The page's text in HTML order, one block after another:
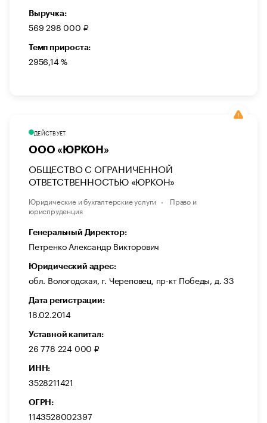
Выручка:
569 298 000 ₽
Темп прироста:
2956,14 %
ДЕЙСТВУЕТ
ООО «ЮРКОН»
ОБЩЕСТВО С ОГРАНИЧЕННОЙ
ОТВЕТСТВЕННОСТЬЮ «ЮРКОН»
Юридические и бухгалтерские услуги
Право и
юриспруденция
Генеральный Директор:
Петренко Александр Викторович
Юридический адрес:
обл. Вологодская, г. Череповец, пр-кт Победы, д. 33
Дата регистрации:
18.02.2014
Уставной капитал:
26 778 224 000 ₽
ИНН:
3528211421
ОГРН:
1143528002397